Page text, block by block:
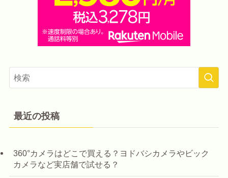
最近の投稿
360°カメラはどこで買える？ヨドバシカメラやビック
カメラなど実店舗で試せる？